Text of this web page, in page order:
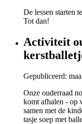
De lessen starten
Tot dan!
Activiteit
Gepubliceerd:
Onze ouderraad
komt afhalen - op
samen met de
tasje soep met